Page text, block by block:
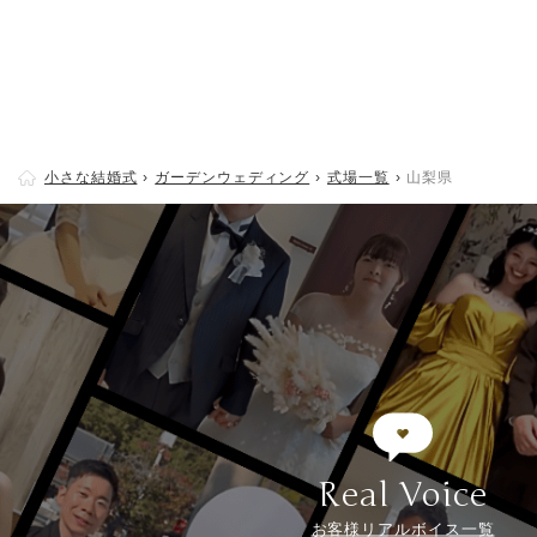
小さな結婚式 ガーデンウェディング 式場一覧 山梨県
Real Voice
お客様リアルボイス一覧